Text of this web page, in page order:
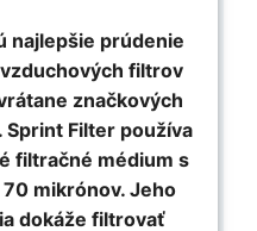
najlepšie prúdenie
filtrov
značkových
Sprint Filter používa
filtračné médium s
mikrónov. Jeho
dokáže filtrovať